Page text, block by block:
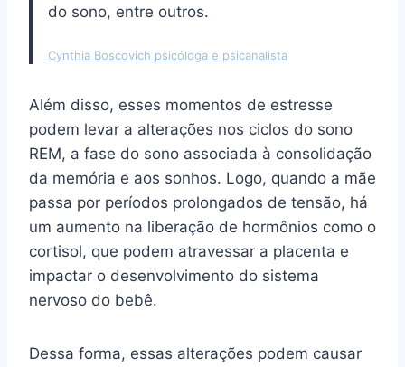
do sono, entre outros.
Cynthia Boscovich psicóloga e psicanalista
Além disso, esses momentos de estresse
podem levar a alterações nos ciclos do sono
REM, a fase do sono associada à consolidação
da memória e aos sonhos. Logo, quando a mãe
passa por períodos prolongados de tensão, há
um aumento na liberação de hormônios como o
cortisol, que podem atravessar a placenta e
impactar o desenvolvimento do sistema
nervoso do bebê.
Dessa forma, essas alterações podem causar